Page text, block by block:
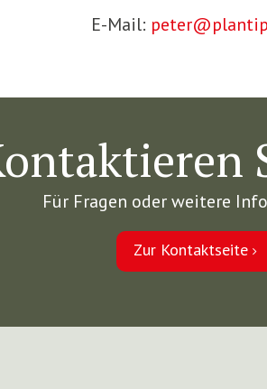
E-Mail:
Für Fragen oder weitere
Zur Kontaktseite